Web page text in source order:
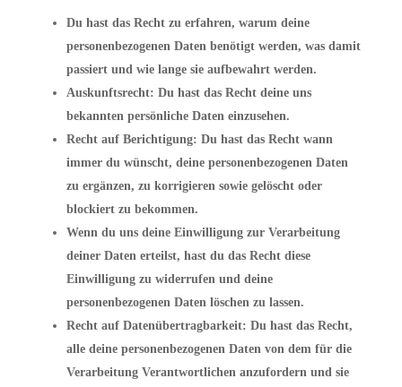
Du hast das Recht zu erfahren, warum deine
personenbezogenen Daten benötigt werden, was damit
passiert und wie lange sie aufbewahrt werden.
Auskunftsrecht: Du hast das Recht deine uns
bekannten persönliche Daten einzusehen.
Recht auf Berichtigung: Du hast das Recht wann
immer du wünscht, deine personenbezogenen Daten
zu ergänzen, zu korrigieren sowie gelöscht oder
blockiert zu bekommen.
Wenn du uns deine Einwilligung zur Verarbeitung
deiner Daten erteilst, hast du das Recht diese
Einwilligung zu widerrufen und deine
personenbezogenen Daten löschen zu lassen.
Recht auf Datenübertragbarkeit: Du hast das Recht,
alle deine personenbezogenen Daten von dem für die
Verarbeitung Verantwortlichen anzufordern und sie